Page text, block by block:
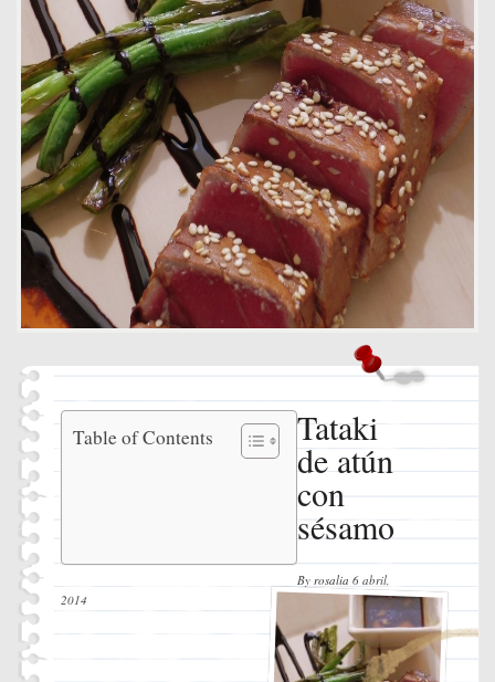
Table of Contents
Tataki
de atún
con
sésamo
Ingredientes
Instrucciones
Tataki
de atún
con
sésamo
By rosalia 6 abril,
2014